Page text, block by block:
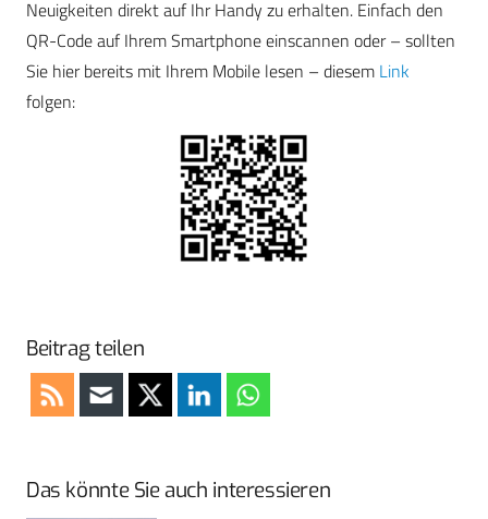
Neuigkeiten direkt auf Ihr Handy zu erhalten. Einfach den
QR-Code auf Ihrem Smartphone einscannen oder – sollten
Sie hier bereits mit Ihrem Mobile lesen – diesem Link
folgen:
Beitrag teilen
Das könnte Sie auch interessieren